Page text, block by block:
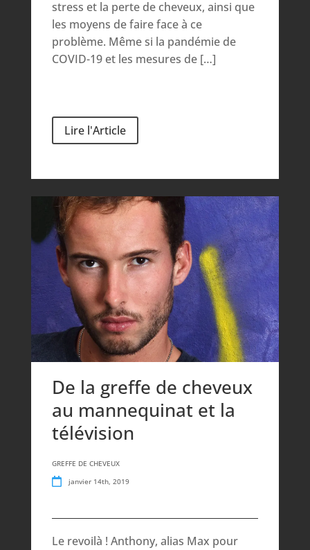
stress et la perte de cheveux, ainsi que
les moyens de faire face à ce
problème. Même si la pandémie de
COVID-19 et les mesures de […]
Lire l'Article
De la greffe de cheveux
au mannequinat et la
télévision
GREFFE DE CHEVEUX
janvier 14th, 2019
Le revoilà ! Anthony, alias Max pour